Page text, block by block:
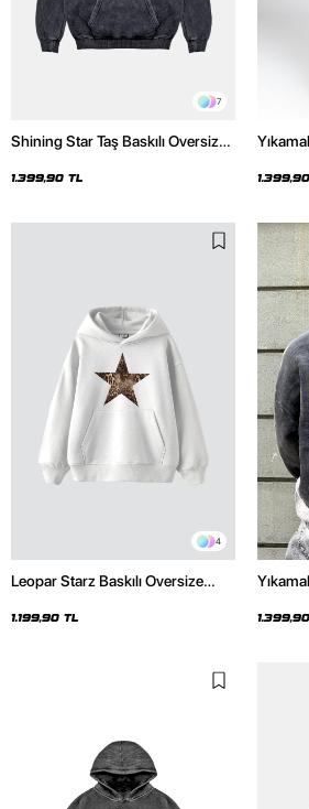
7
Shining Star Taş Baskılı Oversize
Hoodie
1.399,90 TL
Hoodie
4
Leopar Starz Baskılı Oversize
1.199,90 TL
Hoodie